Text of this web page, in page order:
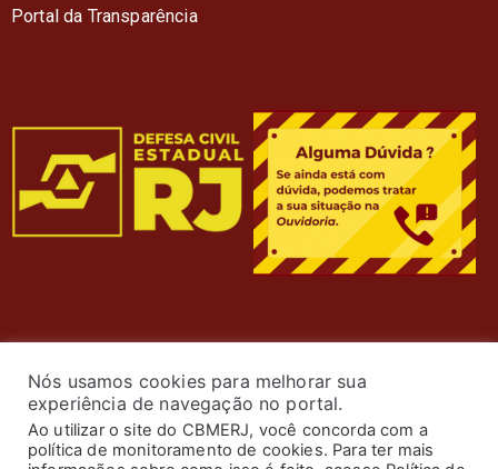
Portal da Transparência
Nós usamos cookies para melhorar sua
experiência de navegação no portal.
Ao utilizar o site do CBMERJ, você concorda com a
política de monitoramento de cookies. Para ter mais